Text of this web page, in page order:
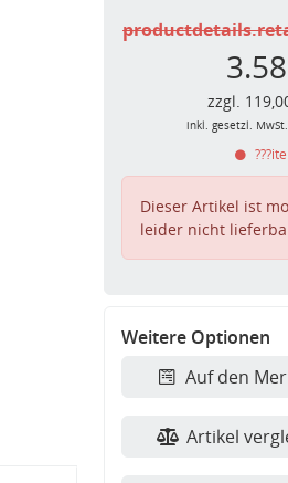
zzgl.
inkl. gesetzl.
Dieser Artikel ist
leider nicht
Weitere Optionen
Auf den
Artikel